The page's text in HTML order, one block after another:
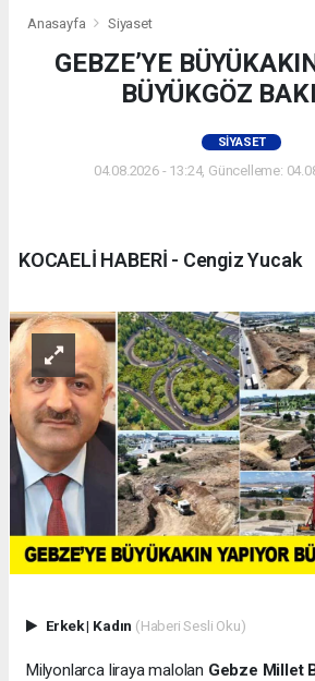
Anasayfa Siyaset
GEBZE’YE
BÜYÜKGÖZ
SIYASET
04.08.2026 - 13:24, Güncelleme:
KOCAELİ HABERİ - Cengiz Yucak
Erkek| Kadın (Haberi Sesli Oku)
Milyonlarca liraya malolan Gebze Millet